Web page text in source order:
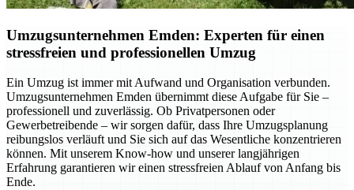
Umzugsunternehmen Emden: Experten für einen
stressfreien und professionellen Umzug
Ein Umzug ist immer mit Aufwand und Organisation verbunden.
Umzugsunternehmen Emden übernimmt diese Aufgabe für Sie –
professionell und zuverlässig. Ob Privatpersonen oder
Gewerbetreibende – wir sorgen dafür, dass Ihre Umzugsplanung
reibungslos verläuft und Sie sich auf das Wesentliche konzentrieren
können. Mit unserem Know-how und unserer langjährigen
Erfahrung garantieren wir einen stressfreien Ablauf von Anfang bis
Ende.